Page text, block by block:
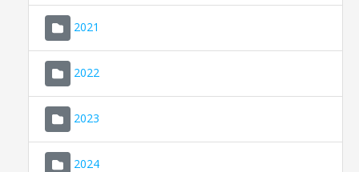
2021
2022
2023
2024